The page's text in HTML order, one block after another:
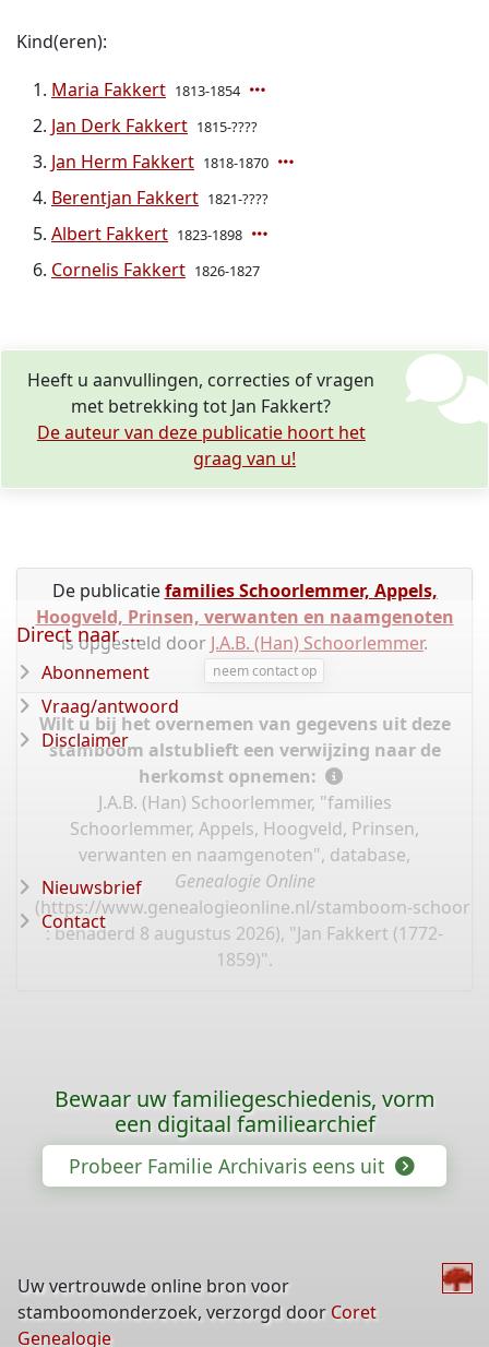
Kind(eren):
Maria Fakkert 1813-1854
Jan Derk Fakkert 1815-????
Jan Herm Fakkert 1818-1870
Berentjan Fakkert 1821-????
Albert Fakkert 1823-1898
Cornelis Fakkert 1826-1827
Heeft u aanvullingen, correcties of vragen
met betrekking tot Jan Fakkert?
De auteur van deze publicatie hoort het
graag van u!
De publicatiefamilies Schoorlemmer, Appels,
Hoogveld, Prinsen, verwanten en naamgenoten
is opgesteld door J.A.B. (Han) Schoorlemmer.
neem contact op
Wilt u bij het overnemen van gegevens uit deze
stamboom alstublieft een verwijzing naar de
herkomst opnemen:
J.A.B. (Han) Schoorlemmer, "families
Schoorlemmer, Appels, Hoogveld, Prinsen,
verwanten en naamgenoten", database,
Genealogie Online
(https://www.genealogieonline.nl/stamboom-
: benaderd 8 augustus 2026), "Jan Fakkert (1772-
1859)".
Direct naar ...
Abonnement
Vraag/antwoord
Disclaimer
Nieuwsbrief
Contact
Bewaar uw familiegeschiedenis, vorm
een digitaal familiearchief
Probeer Familie Archivaris eens uit
Uw vertrouwde online bron voor
stamboomonderzoek, verzorgd door Coret
Genealogie